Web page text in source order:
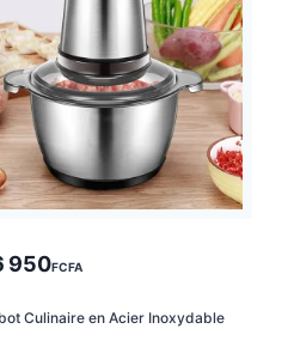
950FCFA
Culinaire en Acier Inoxydable